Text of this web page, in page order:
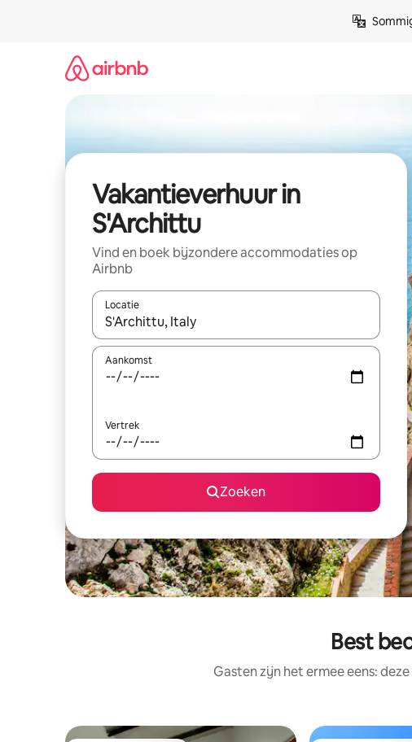
Vakantieverhuur in
S'Archittu
Vind en boek bijzondere accommodaties op
Airbnb
Locatie
Wanneer er suggesties beschikbaar zijn, maak je een
Aankomst
Vertrek
Zoeken
Best
Gasten zijn het ermee eens: